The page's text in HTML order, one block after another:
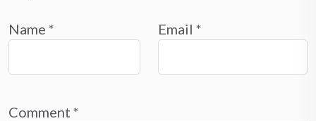
Name * Email *
Comment *